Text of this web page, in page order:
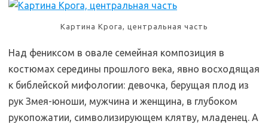
Картина Крога, центральная часть
Над фениксом в овале семейная композиция в
костюмах середины прошлого века, явно восходящая
к библейской мифологии: девочка, берущая плод из
рук Змея-юноши, мужчина и женщина, в глубоком
рукопожатии, символизирующем клятву, младенец. А